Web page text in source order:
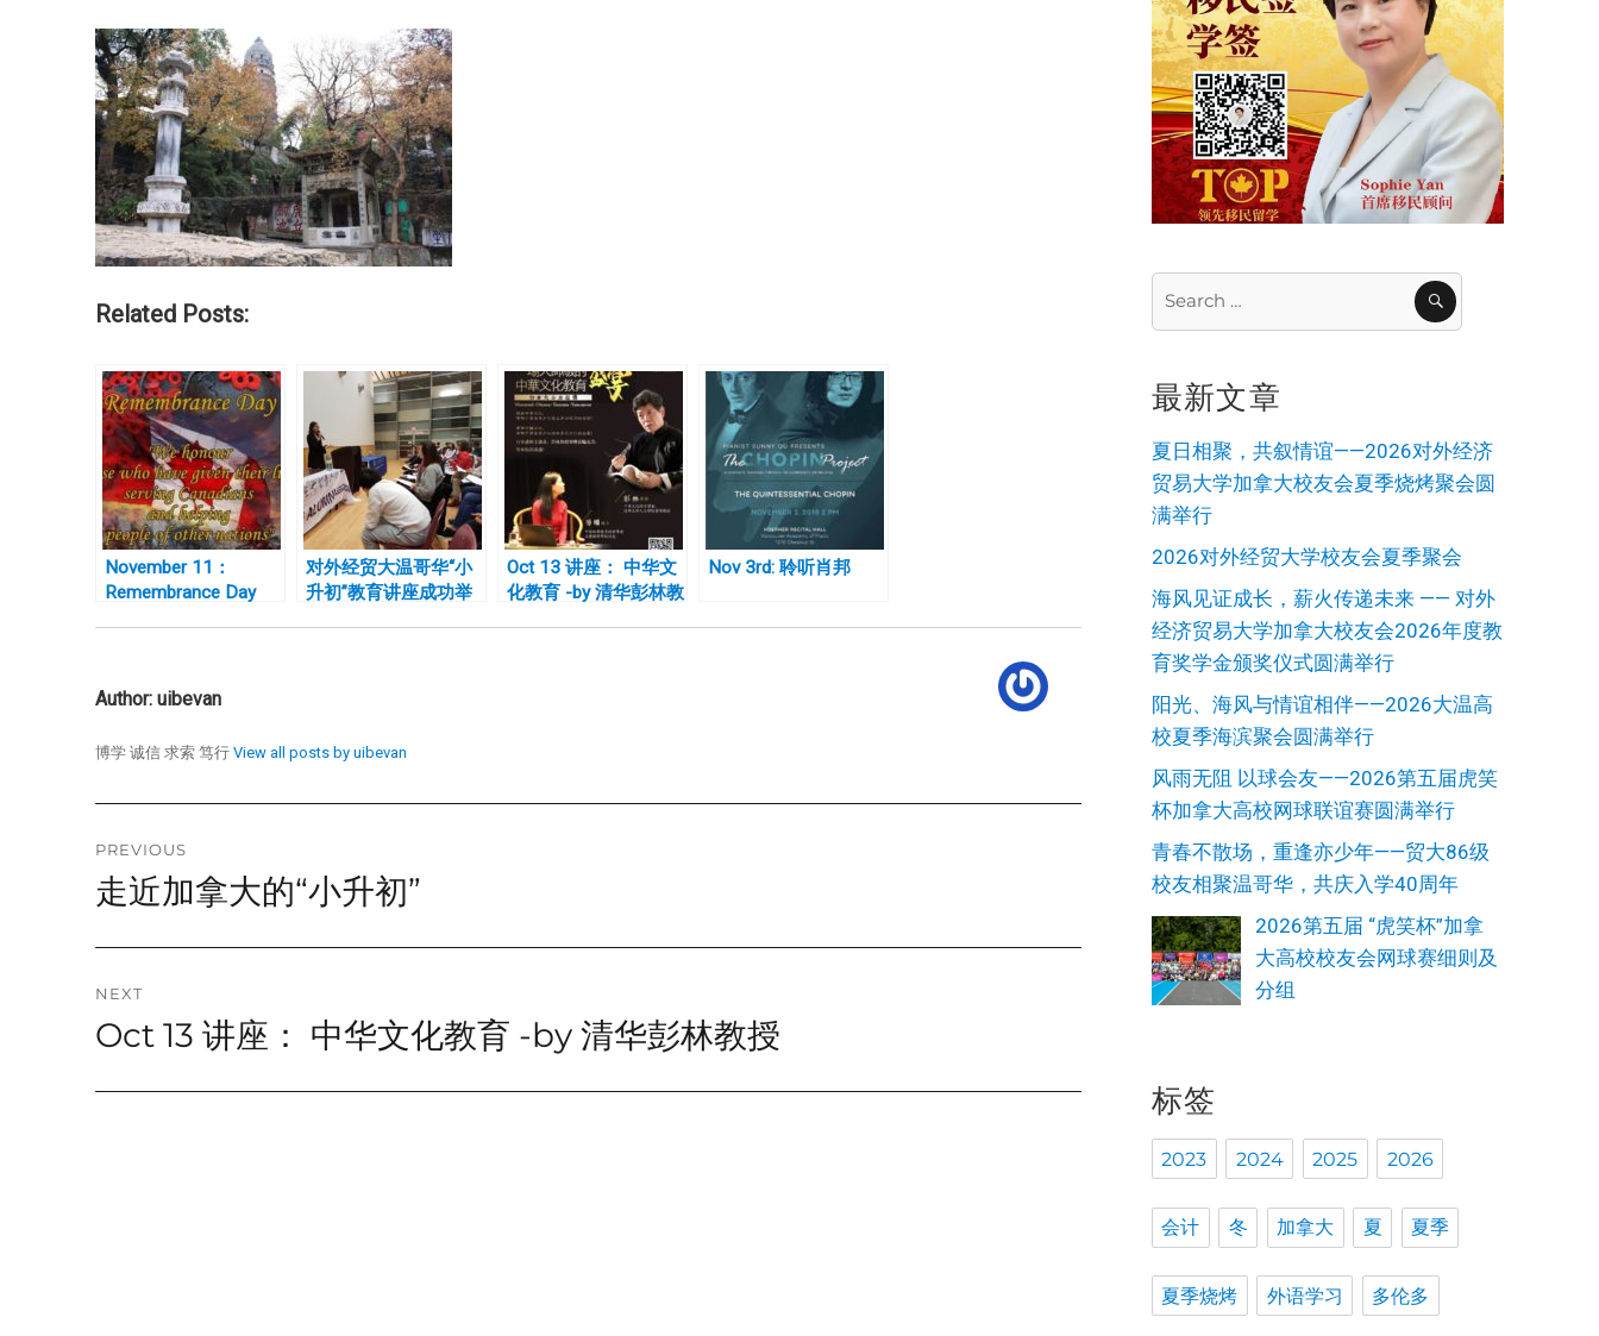
Related Posts:
November 11：
Remembrance Day
对外经贸大温哥华“小
升初”教育讲座成功举
Oct 13 讲座： 中华文
化教育 -by 清华彭林教
Nov 3rd: 聆听肖邦
Author: uibevan
博学 诚信 求索 笃行View all posts by uibevan
Post
navigation
PREVIOUS
Previous
走近加拿大的“小升初”
NEXT
Next
Oct 13 讲座： 中华文化教育 -by 清华彭林教授
SEARCH
最新文章
夏日相聚，共叙情谊——2026对外经济
贸易大学加拿大校友会夏季烧烤聚会圆
满举行
2026对外经贸大学校友会夏季聚会
海风见证成长，薪火传递未来 —— 对外
经济贸易大学加拿大校友会2026年度教
育奖学金颁奖仪式圆满举行
阳光、海风与情谊相伴——2026大温高
校夏季海滨聚会圆满举行
风雨无阻 以球会友——2026第五届虎笑
杯加拿大高校网球联谊赛圆满举行
青春不散场，重逢亦少年——贸大86级
校友相聚温哥华，共庆入学40周年
2026第五届 “虎笑杯”加拿
大高校校友会网球赛细则及
分组
标签
2023 2024 2025 2026
会计 冬 加拿大 夏 夏季
夏季烧烤 外语学习 多伦多